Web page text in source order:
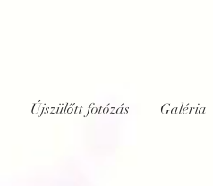
Újszülőtt fotózás Galéria